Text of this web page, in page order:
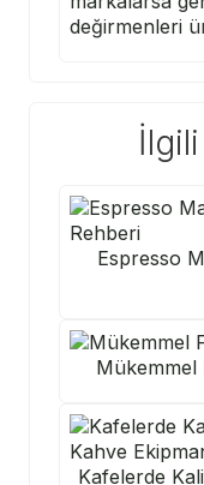
değirmenleri
İlgili
Espresso
Mükemmel
Kafelerde